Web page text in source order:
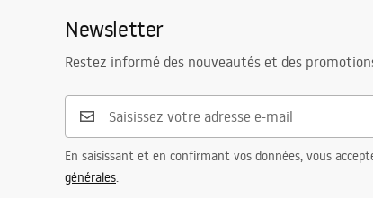
Newsletter
Restez informé des nouveautés et des
En saisissant et en confirmant vos données, vous
générales.